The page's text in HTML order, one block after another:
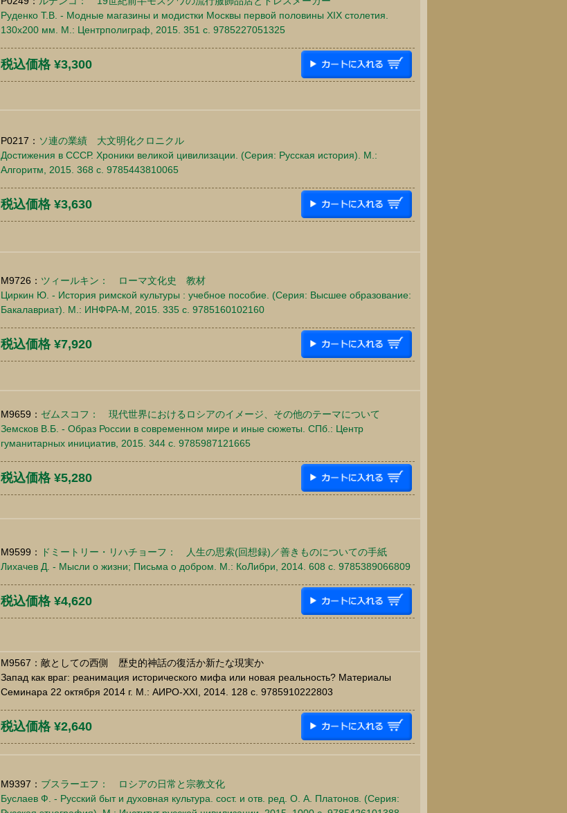
Руденко Т.В. - Модные магазины и модистки Москвы первой половины XIX столетия.
130x200 мм. М.: Центрполиграф, 2015. 351 c. 9785227051325
税込価格 ¥3,300
P0217： ソ連の業績 大文明化クロニクル
Достижения в СССР. Хроники великой цивилизации. (Серия: Русская история). М.:
Алгоритм, 2015. 368 c. 9785443810065
税込価格 ¥3,630
M9726： ツィールキン： ローマ文化史 教材
Циркин Ю. - История римской культуры : учебное пособие. (Серия: Высшее образование:
Бакалавриат). М.: ИНФРА-М, 2015. 335 c. 9785160102160
税込価格 ¥7,920
M9659： ゼムスコフ： 現代世界におけるロシアのイメージ、その他のテーマについて
Земсков В.Б. - Образ России в современном мире и иные сюжеты. СПб.: Центр
гуманитарных инициатив, 2015. 344 c. 9785987121665
税込価格 ¥5,280
M9599：
ドミートリー・リハチョーフ： 人生の思索(回想録)／善きものについての手紙
Лихачев Д. - Мысли о жизни; Письма о добром. М.: КоЛибри, 2014. 608 c. 9785389066809
税込価格 ¥4,620
M9567：敵としての西側 歴史的神話の復活か新たな現実か
Запад как враг: реанимация исторического мифа или новая реальность? Материалы
Семинара 22 октября 2014 г. М.: АИРО-XXI, 2014. 128 c. 9785910222803
税込価格 ¥2,640
M9397： ブスラーエフ： ロシアの日常と宗教文化
Буслаев Ф. - Русский быт и духовная культура. сост. и отв. ред. О. А. Платонов. (Серия: